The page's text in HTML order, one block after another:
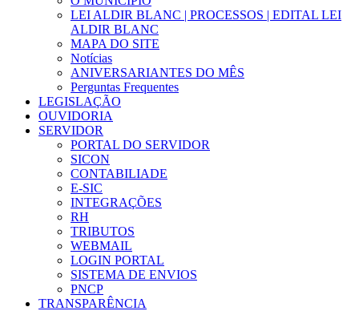
LEI ALDIR BLANC | PROCESSOS | EDITAL LEI
ALDIR BLANC
MAPA DO SITE
Notícias
ANIVERSARIANTES DO MÊS
Perguntas Frequentes
LEGISLAÇÃO
OUVIDORIA
SERVIDOR
PORTAL DO SERVIDOR
SICON
CONTABILIADE
E-SIC
INTEGRAÇÕES
RH
TRIBUTOS
WEBMAIL
LOGIN PORTAL
SISTEMA DE ENVIOS
PNCP
TRANSPARÊNCIA